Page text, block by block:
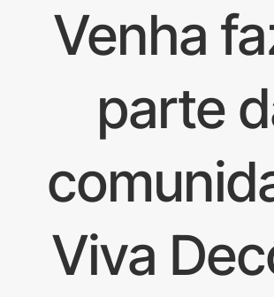
Venha
parte
Viva